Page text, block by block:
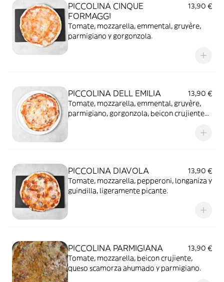
PICCOLINA CINQUE
FORMAGGI
13,90 €
Tomate, mozzarella, emmental, gruyère,
parmigiano y gorgonzola.
PICCOLINA DELL EMILIA
13,90 €
Tomate, mozzarella, emmental, gruyère,
parmigiano, gorgonzola, beicon crujiente
PICCOLINA DIAVOLA
13,90 €
Tomate, mozzarella, pepperoni, longaniza y
guindilla, ligeramente picante.
PICCOLINA PARMIGIANA
13,90 €
Tomate, mozzarella, beicon crujiente,
queso scamorza ahumado y parmigiano.